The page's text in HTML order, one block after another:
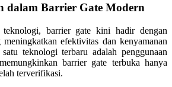
dalam Barrier Gate Modern
teknologi, barrier gate kini hadir dengan
efektivitas dan kenyamanan
teknologi terbaru adalah penggunaan
barrier gate terbuka hanya
terverifikasi.